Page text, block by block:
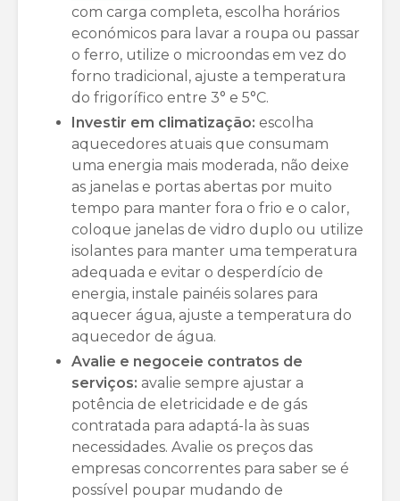
com carga completa, escolha horários
económicos para lavar a roupa ou passar
o ferro, utilize o microondas em vez do
forno tradicional, ajuste a temperatura
do frigorífico entre 3° e 5°C.
Investir em climatização: escolha
aquecedores atuais que consumam
uma energia mais moderada, não deixe
as janelas e portas abertas por muito
tempo para manter fora o frio e o calor,
coloque janelas de vidro duplo ou utilize
isolantes para manter uma temperatura
adequada e evitar o desperdício de
energia, instale painéis solares para
aquecer água, ajuste a temperatura do
aquecedor de água.
Avalie e negoceie contratos de
serviços: avalie sempre ajustar a
potência de eletricidade e de gás
contratada para adaptá-la às suas
necessidades. Avalie os preços das
empresas concorrentes para saber se é
possível poupar mudando de